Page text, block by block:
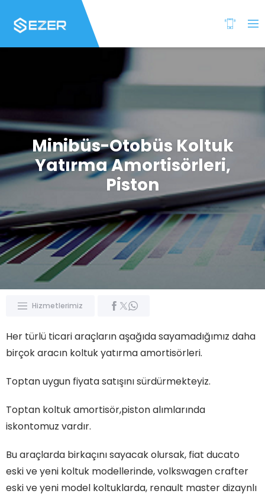
Minibüs-Otobüs Koltuk
Yatırma Amortisörleri,
Piston
Hizmetlerimiz
Her türlü ticari araçların aşağıda sayamadığımız daha
birçok aracın koltuk yatırma amortisörleri.
Toptan uygun fiyata satışını sürdürmekteyiz.
Toptan koltuk amortisör,piston alımlarında
iskontomuz vardır.
Bu araçlarda birkaçını sayacak olursak, fiat ducato
eski ve yeni koltuk modellerinde, volkswagen crafter
eski ve yeni model koltuklarda, renault master dizaynlı